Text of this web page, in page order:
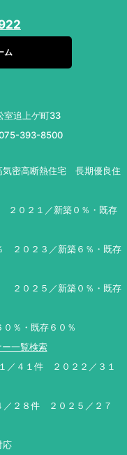
ム
追上ゲ町33
075-393-8500
密高断熱住宅 長期優良住
２０２１／新築０％・既存
２３／新築６％・既存
２５／新築０％・既存
％・既存６０％
一覧検索
／４１件 ２０２２／３１
件 ２０２５／２７
応